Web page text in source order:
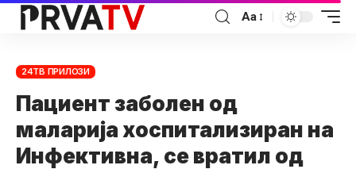
Аа
24ТВ ПРИЛОЗИ
Пациент заболен од
маларија хоспитализиран на
Инфективна, се вратил од